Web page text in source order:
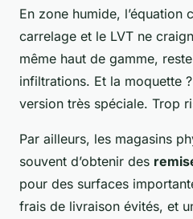
En zone humide, l’équation
carrelage et le LVT ne
même haut de gamme,
infiltrations. Et la moquette
version très spéciale. Trop
Par ailleurs, les magasins
souvent d’obtenir des
pour des surfaces
frais de livraison évités, et